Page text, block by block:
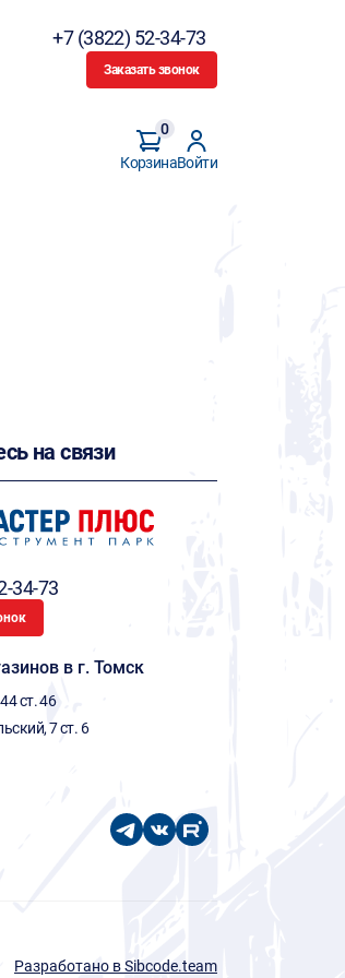
+7 (3822) 52-34-73
Заказать звонок
Корзина
0
Войти
на связи
34-73
в г. Томск
ст. 46
7 ст. 6
Разработано в Sibcode.team